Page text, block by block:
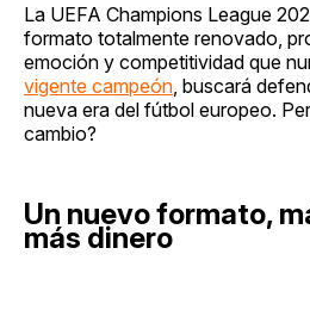
La UEFA Champions League
formato totalmente renovado,
emoción y competitividad que
vigente campeón , buscará
nueva era del fútbol europeo.
cambio?
Un nuevo formato,
más dinero